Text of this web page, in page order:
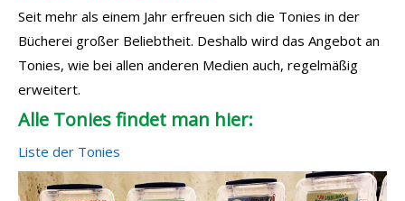
Seit mehr als einem Jahr erfreuen sich die Tonies in der
Bücherei großer Beliebtheit. Deshalb wird das Angebot an
Tonies, wie bei allen anderen Medien auch, regelmäßig
erweitert.
Alle Tonies findet man hier:
Liste der Tonies